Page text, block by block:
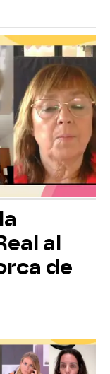
al
de